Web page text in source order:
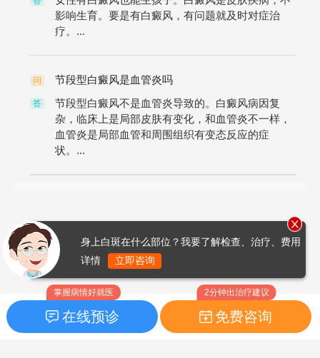
影响生育。要是有白癜风，有问题就及时对症治
疗。...
问 节段型白癜风是血管炎吗
答
节段型白癜风不是血管炎导致的。白癜风病因复
杂，临床上是局部皮肤有变化，和血管炎不一样，
血管炎是局部血管和周围组织有变态反应的症
状。...
掌握病情好就医
在线预诊
2分钟出治疗建议
免费咨询
身上白斑在什么部位？我要了解检查、治疗、费用
详情
立即咨询